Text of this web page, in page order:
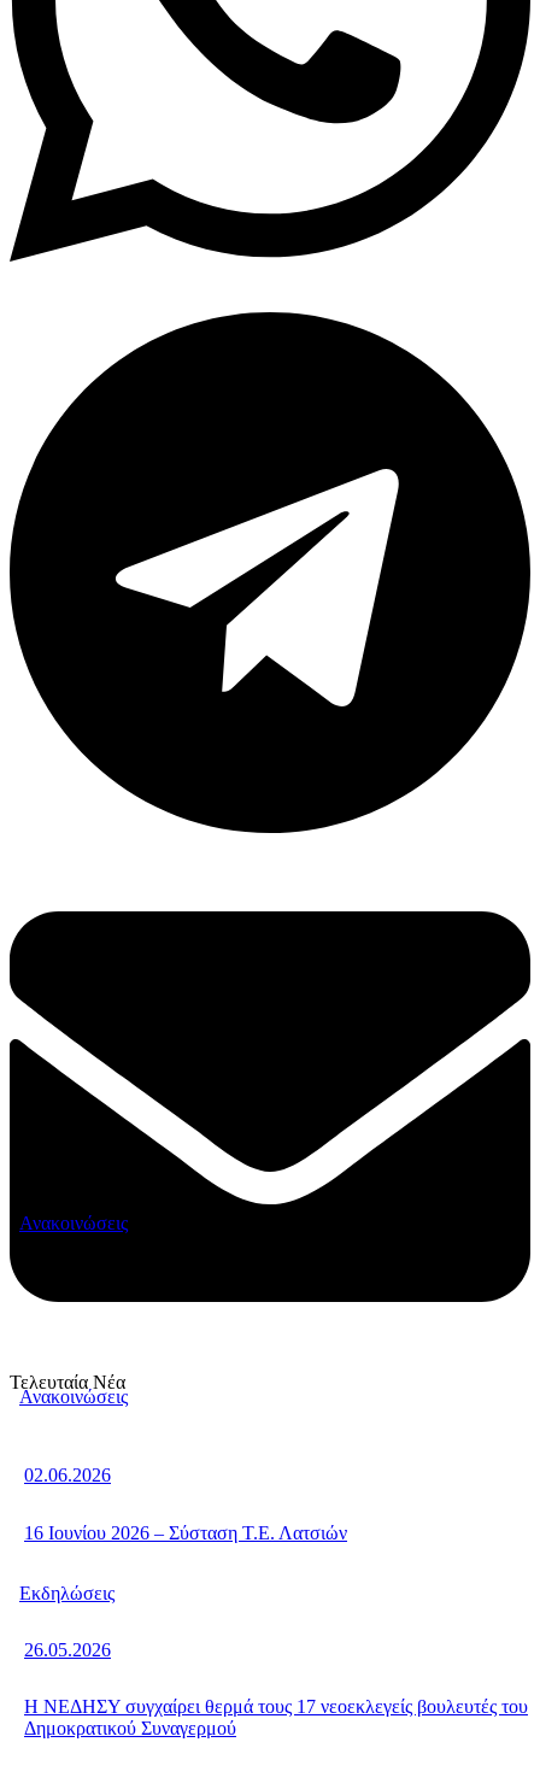
Τελευταία Νέα
Ανακοινώσεις
02.06.2026
16 Ιουνίου 2026 – Σύσταση Τ.Ε. Λατσιών
Ανακοινώσεις
26.05.2026
Η ΝΕΔΗΣΥ συγχαίρει θερμά τους 17 νεοεκλεγείς βουλευτές του
Δημοκρατικού Συναγερμού
Εκδηλώσεις